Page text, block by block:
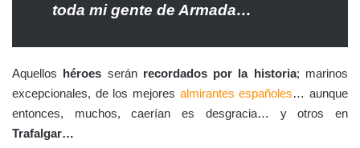
toda mi gente de Armada…
Aquellos héroes serán recordados por la historia; marinos
excepcionales, de los mejores almirantes españoles… aunque
entonces, muchos, caerían es desgracia… y otros en
Trafalgar…